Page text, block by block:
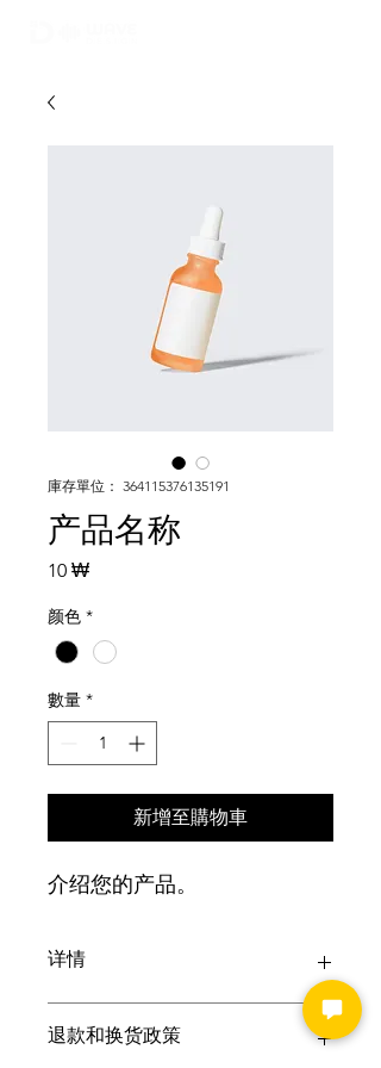
庫存單位： 364115376135191
产品名称
10 ₩價
颜色 *
數量 *
新增至購物車
介绍您的产品。
详情
输入产品详情。详细实用的描述，包括
产品尺寸、材质和保养说明，能增强您
退款和换货政策